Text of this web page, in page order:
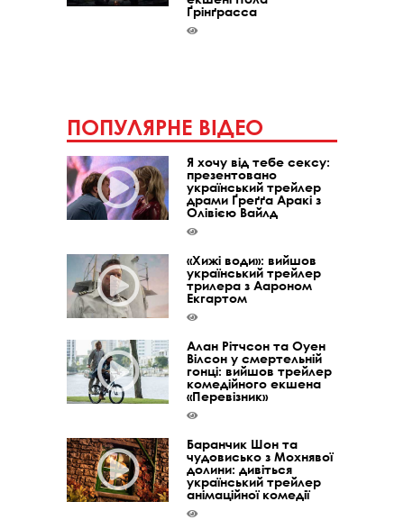
Ґрінґрасса
ПОПУЛЯРНЕ ВІДЕО
Я хочу від тебе сексу:
презентовано
український трейлер
драми Ґреґґа Аракі з
Олівією Вайлд
«Хижі води»: вийшов
український трейлер
трилера з Аароном
Екгартом
Алан Рітчсон та Оуен
Вілсон у смертельній
гонці: вийшов трейлер
комедійного екшена
«Перевізник»
Баранчик Шон та
чудовисько з Мохнявої
долини: дивіться
український трейлер
анімаційної комедії